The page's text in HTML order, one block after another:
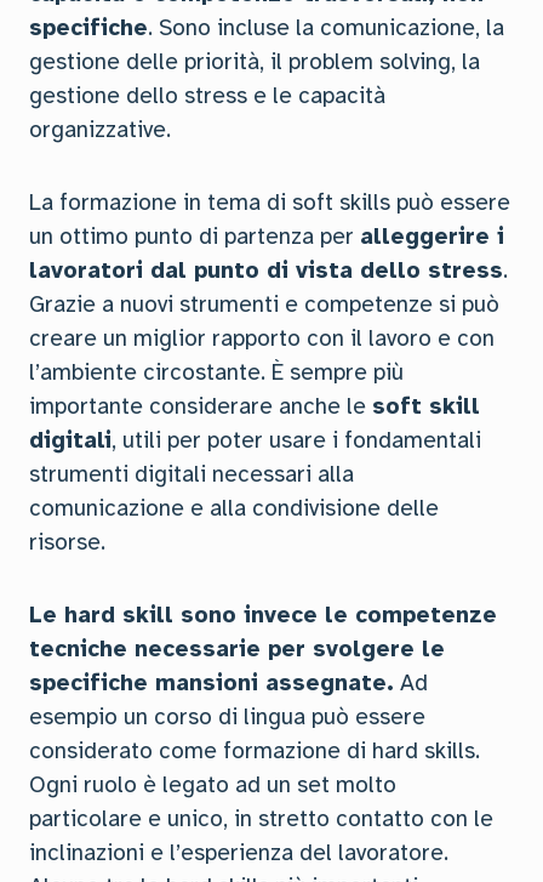
specifiche. Sono incluse la comunicazione, la
gestione delle priorità, il problem solving, la
gestione dello stress e le capacità
organizzative.
La formazione in tema di soft skills può essere
un ottimo punto di partenza per alleggerire i
lavoratori dal punto di vista dello stress.
Grazie a nuovi strumenti e competenze si può
creare un miglior rapporto con il lavoro e con
l’ambiente circostante. È sempre più
importante considerare anche le soft skill
digitali, utili per poter usare i fondamentali
strumenti digitali necessari alla
comunicazione e alla condivisione delle
risorse.
Le hard skill sono invece le competenze
tecniche necessarie per svolgere le
specifiche mansioni assegnate. Ad
esempio un corso di lingua può essere
considerato come formazione di hard skills.
Ogni ruolo è legato ad un set molto
particolare e unico, in stretto contatto con le
inclinazioni e l’esperienza del lavoratore.